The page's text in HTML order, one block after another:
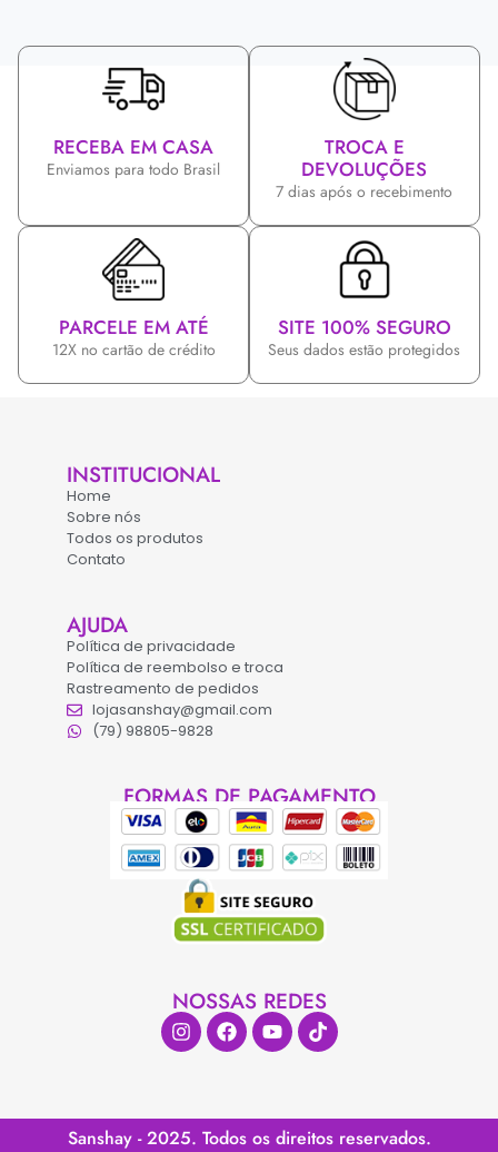
RECEBA EM CASA
Enviamos para todo Brasil
TROCA E
DEVOLUÇÕES
7 dias após o recebimento
PARCELE EM ATÉ
12X no cartão de crédito
SITE 100% SEGURO
Seus dados estão protegidos
INSTITUCIONAL
Home
Sobre nós
Todos os produtos
Contato
AJUDA
Política de privacidade
Política de reembolso e troca
Rastreamento de pedidos
lojasanshay@gmail.com
(79) 98805-9828
FORMAS DE PAGAMENTO
NOSSAS REDES
Sanshay - 2025. Todos os direitos reservados.